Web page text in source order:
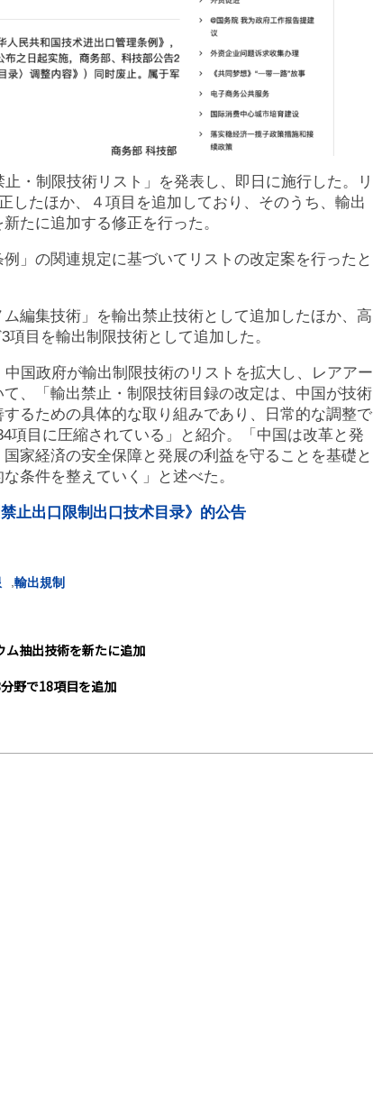
・制限技術リスト」を発表し、即日に施行した。リ
したほか、４項目を追加しており、そのうち、輸出
たに追加する修正を行った。
」の関連規定に基づいてリストの改定案を行ったと
編集技術」を輸出禁止技術として追加したほか、高
目を輸出制限技術として追加した。
国政府が輸出制限技術のリストを拡大し、レアアー
、「輸出禁止・制限技術目録の改定は、中国が技術
るための具体的な取り組みであり、日常的な調整で
項目に圧縮されている」と紹介。「中国は改革と発
家経済の安全保障と発展の利益を守ることを基礎と
条件を整えていく」と述べた。
止出口限制出口技术目录》的公告
輸出規制
抽出技術を新たに追加
野で18項目を追加